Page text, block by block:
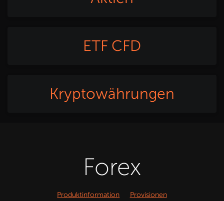
ETF CFD
Kryptowährungen
Forex
Produktinformation Provisionen